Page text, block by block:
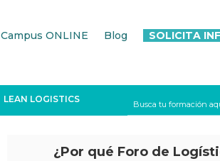
Campus ONLINE Blog SOLICITA
LEAN LOGISTICS
¿Por qué Foro de